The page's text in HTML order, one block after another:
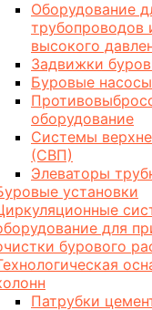
Оборудование
трубопроводов
высокого
Задвижки
Буровые насосы
оборудование
Системы
(СВП)
Элеваторы
установки
для
бурового
Патрубки